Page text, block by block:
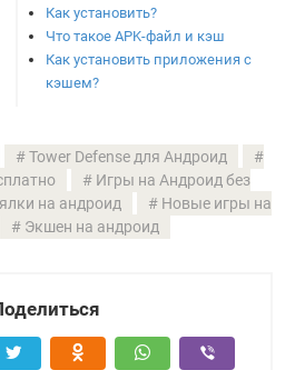
Как установить?
Что такое APK-файл и кэш
Как установить приложения с
кэшем?
Tower Defense для Андроид
Игры на Андроид без
на андроид
Новые игры на
Экшен на андроид